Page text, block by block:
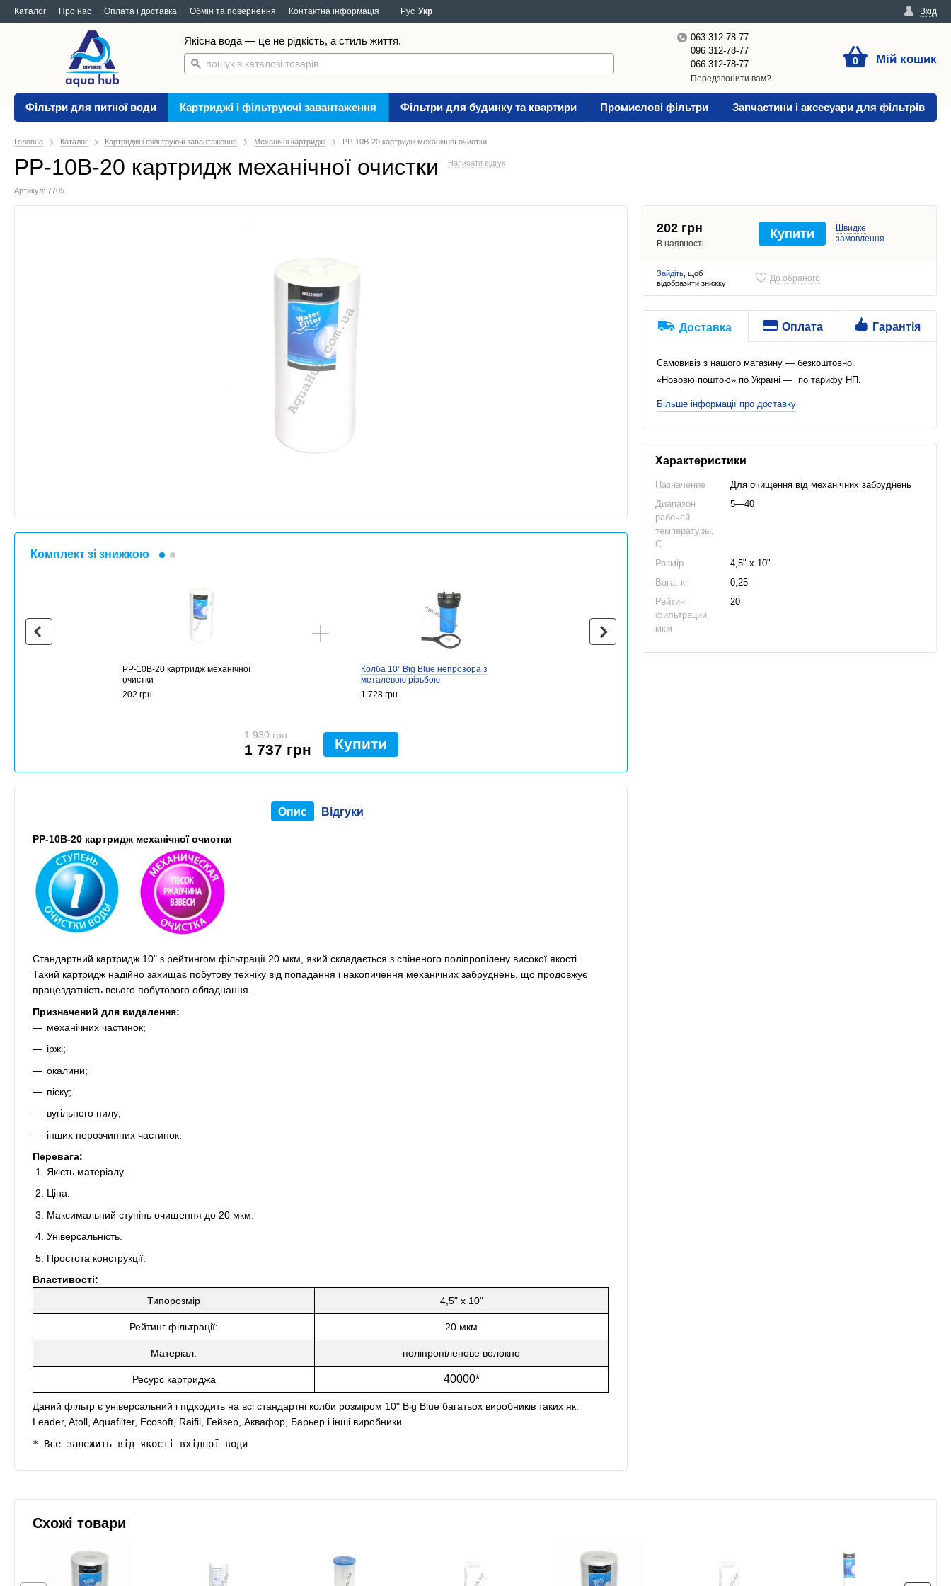
Каталог Про нас Оплата і доставка Обмін та повернення Контактна інформація Вхід
Рус Укр
Якісна вода — це не рідкість, а стиль життя.
063 312-78-77
096 312-78-77
066 312-78-77
Передзвонити вам?
0 Мій кошик
Фільтри для питної води Картриджі і фільтруючі завантаження Фільтри для будинку та квартири Промислові фільтри Запчастини і аксесуари для фільтрів
Головна Каталог Картриджі і фільтруючі завантаження Механічні картриджі PP-10B-20 картридж механічної очистки
PP-10B-20 картридж механічної очистки Написати відгук
Артикул: 7705
Комплект зі знижкою
PP-10B-20 картридж механічної
очистки
202 грн
Колба 10" Big Blue непрозора з
металевою різьбою
1 728 грн
1 930 грн
1 737 грн Купити
Опис Відгуки
PP-10B-20 картридж механічної очистки
Стандартний картридж 10" з рейтингом фільтрації 20 мкм, який складається з спіненого поліпропілену високої якості.
Такий картридж надійно захищає побутову техніку від попадання і накопичення механічних забруднень, що продовжує
працездатність всього побутового обладнання.
Призначений для видалення:
механічних частинок;
іржі;
окалини;
піску;
вугільного пилу;
інших нерозчинних частинок.
Перевага:
Якість матеріалу.
Ціна.
Максимальний ступінь очищення до 20 мкм.
Універсальність.
Простота конструкції.
Властивості:
Типорозмір
4,5" x 10"
Рейтинг фільтрації: 20 мкм
Матеріал: поліпропіленове волокно
Ресурс картриджа 40000*
Даний фільтр є універсальний і підходить на всі стандартні колби розміром 10" Big Blue багатьох виробників таких як:
Leader, Atoll, Aquafilter, Ecosoft, Raifil, Гейзер, Аквафор, Барьер і інші виробники.
* Все залежить від якості вхідної води
202 грн
В наявності
Купити
Швидке
замовлення
Зайдіть, щоб
відобразити знижку
До обраного
Доставка Оплата Гарантія
Самовивіз з нашого магазину — безкоштовно.
«Нововю поштою» по Україні — по тарифу НП.
Більше інформації про доставку
Характеристики
Назначение
Для очищення від механічних забруднень
Диапазон
рабочей
температуры,
C
5—40
Розмір
4,5" x 10"
Вага, кг
0,25
Рейтинг
фильтрации,
мкм
20
Схожі товари